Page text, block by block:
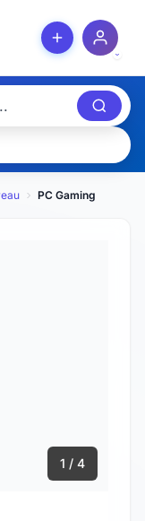
PC Gaming
1 / 4